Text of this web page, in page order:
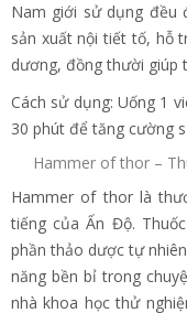
Nam giới sử dụng đều
sản xuất nội tiết tố, hỗ
dương, đồng thười giúp
Cách sử dụng: Uống 1
30 phút để tăng cường
Hammer of thor –
Hammer of thor là
tiếng của Ấn Độ.
phần thảo dược tự
năng bền bỉ trong
nhà khoa học thử